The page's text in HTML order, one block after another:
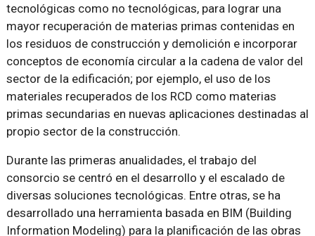
tecnológicas como no tecnológicas, para lograr una
mayor recuperación de materias primas contenidas en
los residuos de construcción y demolición e incorporar
conceptos de economía circular a la cadena de valor del
sector de la edificación; por ejemplo, el uso de los
materiales recuperados de los RCD como materias
primas secundarias en nuevas aplicaciones destinadas al
propio sector de la construcción.
Durante las primeras anualidades, el trabajo del
consorcio se centró en el desarrollo y el escalado de
diversas soluciones tecnológicas. Entre otras, se ha
desarrollado una herramienta basada en BIM (Building
Information Modeling) para la planificación de las obras